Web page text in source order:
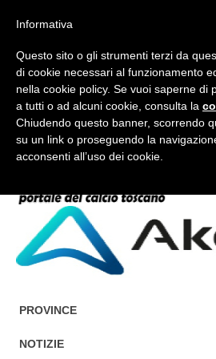
FORUM-ACCEDI
Accedi / Registrati
PROVINCE
EDIZIONE:
NOTIZIE
Informativa
Questo sito o gli strumenti terzi da
di cookie necessari al funzionamento
nella cookie policy. Se vuoi saperne di
a tutti o ad alcuni cookie, consulta la
Chiudendo questo banner, scorrendo
su un link o proseguendo la
acconsenti all’uso dei cookie.